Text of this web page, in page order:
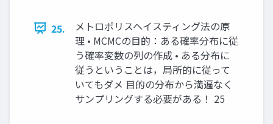
25.
メトロポリスヘイスティング法の原
理 • MCMCの目的：ある確率分布に従
う確率変数の列の作成 • ある分布に
従うということは，局所的に従って
いてもダメ 目的の分布から満遍なく
サンプリングする必要がある！ 25